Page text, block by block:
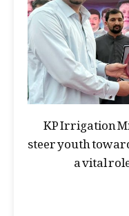
KP Irrigation
steer youth
a vital